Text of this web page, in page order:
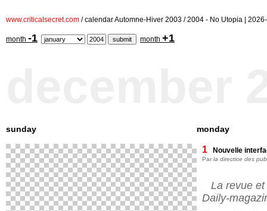
www.criticalsecret.com / calendar Automne-Hiver 2003 / 2004 - No Utopia |
month -1 month +1
sunday monday
1 Nouvelle
Par la directice des
La revue
Daily-